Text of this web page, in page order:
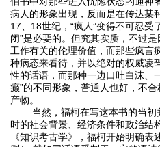
病人的形象出现，反而是在传达某
17、18世纪，“疯人”变得不可忍受
闭”是必要的。但究其实质，不过
工作有关的伦理价值，而那些疯言
种病态来看待，并以绝对的权威凌
性的话语，而那种一边口吐白沫、
癫”的不同形象，普通人也好，不
产物。
当然，福柯在写这本书的当初并
时的社会背景、经济条件和政治结
《知识考古学》，福柯开始明确